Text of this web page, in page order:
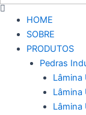
HOME
SOBRE
PRODUTOS
Pedras
Lâmina
Lâmina
Lâmina